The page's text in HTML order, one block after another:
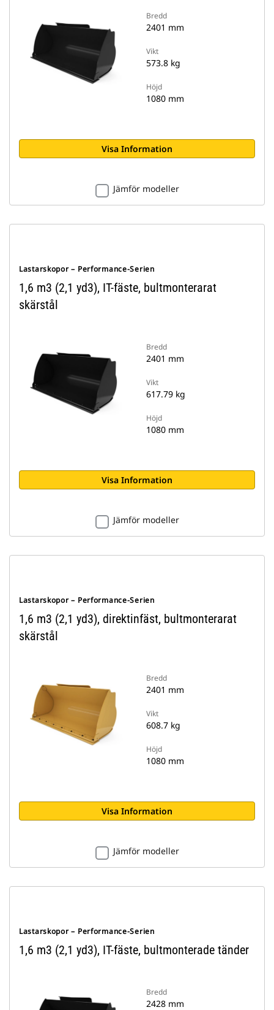
Bredd
2401 mm
Vikt
573.8 kg
Höjd
1080 mm
Visa Information
Jämför modeller
Lastarskopor – Performance-Serien
1,6 m3 (2,1 yd3), IT-fäste, bultmonterarat
skärstål
Bredd
2401 mm
Vikt
617.79 kg
Höjd
1080 mm
Visa Information
Jämför modeller
Lastarskopor – Performance-Serien
1,6 m3 (2,1 yd3), direktinfäst, bultmonterarat
skärstål
Bredd
2401 mm
Vikt
608.7 kg
Höjd
1080 mm
Visa Information
Jämför modeller
Lastarskopor – Performance-Serien
1,6 m3 (2,1 yd3), IT-fäste, bultmonterade tänder
Bredd
2428 mm